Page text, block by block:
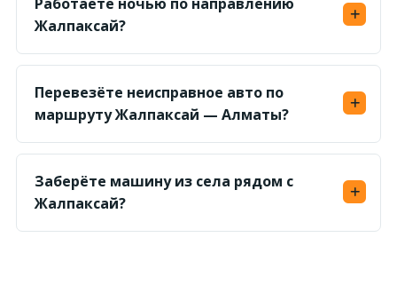
Точную фикс-цену по маршруту называем
Жалпаксай?
Да, круглосуточно. Ориентир подачи — 40–60
минут; ночью дорога свободнее, поэтому
доезжаем быстрее.
Перевезёте неисправное авто по
маршруту Жалпаксай — Алматы?
Да, грузим на платформу лебёдкой — авто без
хода и с заблокированными колёсами
доставим без проблем.
Заберёте машину из села рядом с
Жалпаксай?